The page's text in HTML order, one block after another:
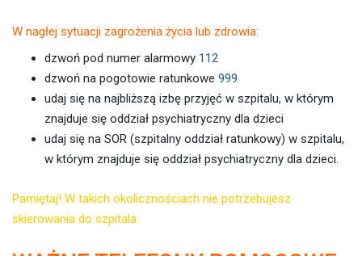
W nagłej sytuacji zagrożenia życia lub zdrowia:
dzwoń pod numer alarmowy 112
dzwoń na pogotowie ratunkowe 999
udaj się na najbliższą izbę przyjęć w szpitalu, w którym
znajduje się oddział psychiatryczny dla dzieci
udaj się na SOR (szpitalny oddział ratunkowy) w szpitalu,
w którym znajduje się oddział psychiatryczny dla dzieci.
Pamiętaj! W takich okolicznościach nie potrzebujesz
skierowania do szpitala.